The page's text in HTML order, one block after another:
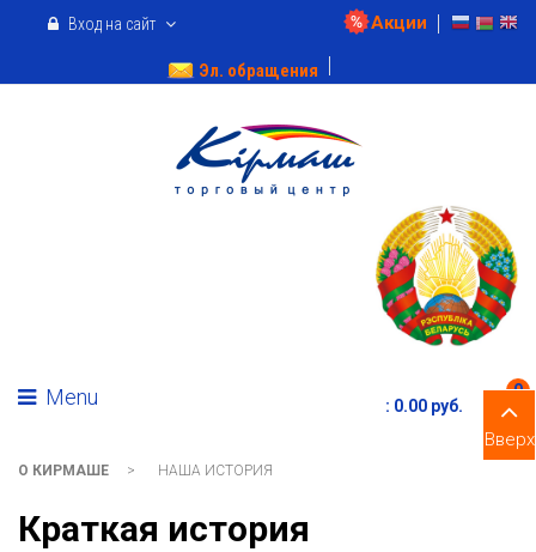
Акции
Вход на сайт
Эл. обращения
Menu
0
: 0.00 pуб.
О КИРМАШЕ > НАША ИСТОРИЯ
Краткая история
Вверх